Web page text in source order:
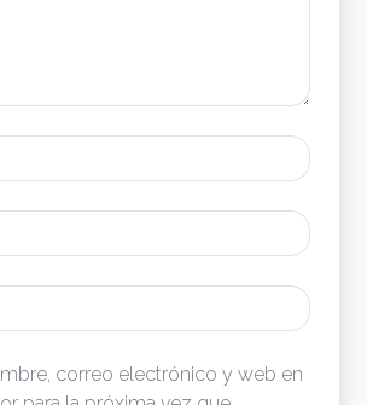
correo electrónico y web en